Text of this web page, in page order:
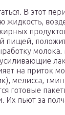
В этот
жидкость,
пищей,
на приток
мелисса,
готовые
Их пьют за